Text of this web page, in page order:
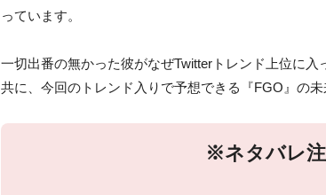
っています。
一切出番の無かった彼がなぜTwitterトレンド上位に
共に、今回のトレンド入りで予想できる『FGO』の未
※ネタバレ注